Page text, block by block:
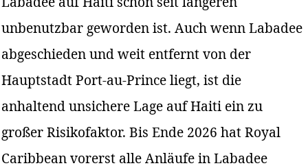
unbenutzbar geworden ist. Auch wenn Labadee
abgeschieden und weit entfernt von der
Hauptstadt Port-au-Prince liegt, ist die
anhaltend unsichere Lage auf Haiti ein zu
großer Risikofaktor. Bis Ende 2026 hat Royal
Caribbean vorerst alle Anläufe in Labadee